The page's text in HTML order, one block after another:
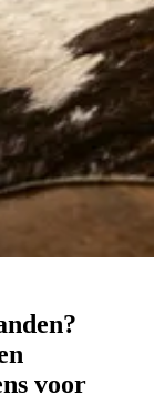
voor